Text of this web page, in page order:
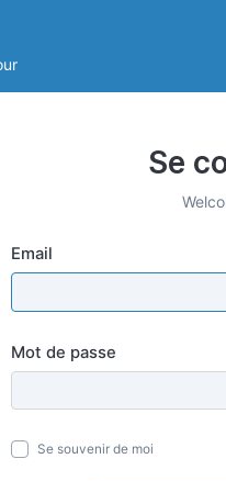
Se
Email
Mot de passe
Se souvenir de moi